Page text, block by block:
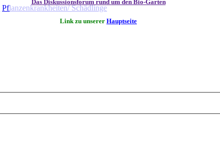
Das Diskussionsforum rund um den Bio-Garten
Link zu unserer Hauptseite
Pflanzenkrankheiten/ Schädlinge